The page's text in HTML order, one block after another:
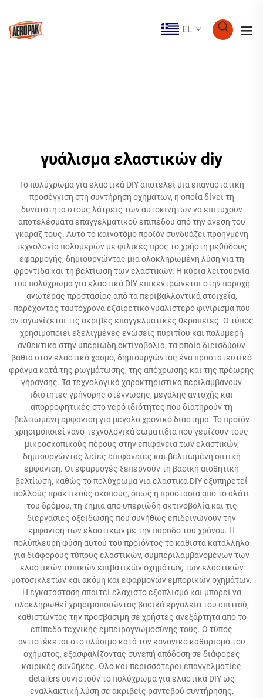
EL
γυάλισμα ελαστικών diy
Το πολύχρωμα για ελαστικά DIY αποτελεί μια επαναστατική
προσέγγιση στη συντήρηση οχημάτων, η οποία δίνει τη
δυνατότητα στους λάτρεις των αυτοκινήτων να επιτύχουν
αποτελέσματα επαγγελματικού επιπέδου από την άνεση του
γκαράζ τους. Αυτό το καινοτόμο προϊόν συνδυάζει προηγμένη
τεχνολογία πολυμερών με φιλικές προς το χρήστη μεθόδους
εφαρμογής, δημιουργώντας μια ολοκληρωμένη λύση για τη
φροντίδα και τη βελτίωση των ελαστικών. Η κύρια λειτουργία
του πολύχρωμα για ελαστικά DIY επικεντρώνεται στην παροχή
ανωτέρας προστασίας από τα περιβαλλοντικά στοιχεία,
παρέχοντας ταυτόχρονα εξαιρετικό γυαλιστερό φινίρισμα που
ανταγωνίζεται τις ακριβές επαγγελματικές θεραπείες. Ο τύπος
χρησιμοποιεί εξελιγμένες ενώσεις πυριτίου και πολυμερή
ανθεκτικά στην υπεριώδη ακτινοβολία, τα οποία διεισδύουν
βαθιά στον ελαστικό χασμό, δημιουργώντας ένα προστατευτικό
φράγμα κατά της ρωγμάτωσης, της απόχρωσης και της πρόωρης
γήρανσης. Τα τεχνολογικά χαρακτηριστικά περιλαμβάνουν
ιδιότητες γρήγορης στέγνωσης, μεγάλης αντοχής και
απορροφητικές στο νερό ιδιότητες που διατηρούν τη
βελτιωμένη εμφάνιση για μεγάλο χρονικό διάστημα. Το προϊόν
χρησιμοποιεί νανο-τεχνολογικά σωματίδια που γεμίζουν τους
μικροσκοπικούς πόρους στην επιφάνεια των ελαστικών,
δημιουργώντας λείες επιφάνειες και βελτιωμένη οπτική
εμφάνιση. Οι εφαρμογές ξεπερνούν τη βασική αισθητική
βελτίωση, καθώς το πολύχρωμα για ελαστικά DIY εξυπηρετεί
πολλούς πρακτικούς σκοπούς, όπως η προστασία από το αλάτι
του δρόμου, τη ζημιά από υπεριώδη ακτινοβολία και τις
διεργασίες οξείδωσης που συνήθως επιδεινώνουν την
εμφάνιση των ελαστικών με την πάροδο του χρόνου. Η
πολύπλευρη φύση αυτού του προϊόντος το καθιστά κατάλληλο
για διάφορους τύπους ελαστικών, συμπεριλαμβανομένων των
ελαστικών τυπικών επιβατικών οχημάτων, των ελαστικών
μοτοσικλετών και ακόμη και εφαρμογών εμπορικών οχημάτων.
Η εγκατάσταση απαιτεί ελάχιστο εξοπλισμό και μπορεί να
ολοκληρωθεί χρησιμοποιώντας βασικά εργαλεία του σπιτιού,
καθιστώντας την προσβάσιμη σε χρήστες ανεξάρτητα από το
επίπεδο τεχνικής εμπειρογνωμοσύνης τους. Ο τύπος
αντιστέκεται στο πλύσιμο κατά τον κανονικό καθαρισμό του
οχήματος, εξασφαλίζοντας συνεπή απόδοση σε διάφορες
καιρικές συνθήκες. Όλο και περισσότεροι επαγγελματίες
detailers συνιστούν το πολύχρωμα για ελαστικά DIY ως
εναλλακτική λύση σε ακριβείς ραντεβού συντήρησης,